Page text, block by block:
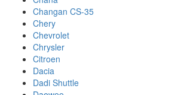
Changan CS-35
Chery
Chevrolet
Chrysler
Citroen
Dacia
Dadi Shuttle